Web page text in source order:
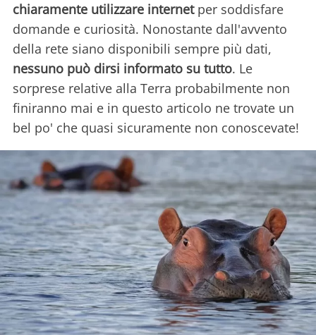
chiaramente utilizzare internetper soddisfare
domande e curiosità. Nonostante dall'avvento
della rete siano disponibili sempre più dati,
nessuno può dirsi informato su tutto. Le
sorprese relative alla Terra probabilmente non
finiranno mai e in questo articolo ne trovate un
bel po' che quasi sicuramente non conoscevate!